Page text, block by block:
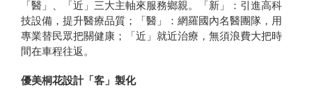
「醫」、「近」三大主軸來服務鄉親。「新」：引進高科
技設備，提升醫療品質；「醫」：網羅國內名醫團隊，用
專業替民眾把關健康；「近」就近治療，無須浪費大把時
間在車程往返。
優美桐花設計「客」製化